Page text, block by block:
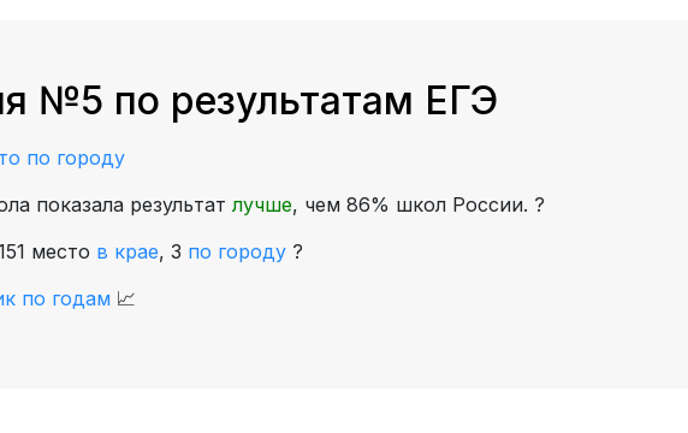
№5 по результатам ЕГЭ
по городу
показала результатлучше, чем 86% школ России. ?
место в крае, 3 по городу ?
по годам 📈